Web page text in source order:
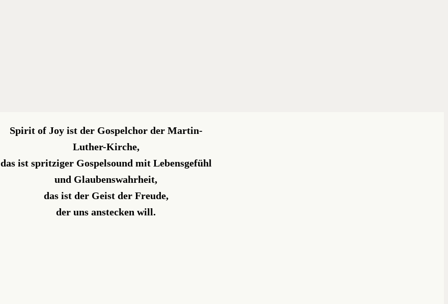
Spirit of Joy ist der Gospelchor der Martin-
Luther-Kirche,
das ist spritziger Gospelsound mit Lebensgefühl
und Glaubenswahrheit,
das ist der Geist der Freude,
der uns anstecken will.